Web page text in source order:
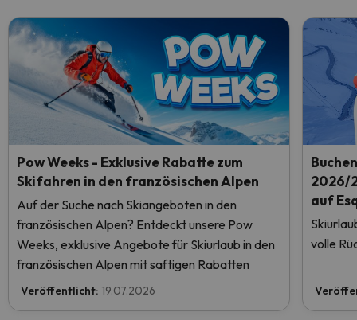
Pow Weeks - Exklusive Rabatte zum
Skifahren in den französischen Alpen
Auf der Suche nach Skiangeboten in den
französischen Alpen? Entdeckt unsere Pow
Weeks, exklusive Angebote für Skiurlaub in den
französischen Alpen mit saftigen Rabatten
Veröffentlicht: 19.07.2026
2026/
auf
volle